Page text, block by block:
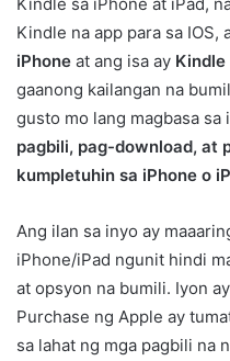
Kindle na app para sa IOS,
iPhone at ang isa ay Kindle
gaanong kailangan na
gusto mo lang magbasa sa
pagbili, pag-download, at
kumpletuhin sa iPhone o
Ang ilan sa inyo ay
iPhone/iPad ngunit hindi
at opsyon na bumili. Iyon
Purchase ng Apple ay
sa lahat ng mga pagbili na